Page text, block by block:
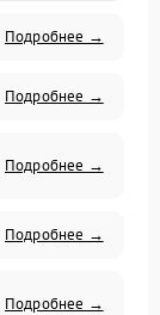
Подробнее →
Подробнее →
Подробнее →
Подробнее →
Подробнее →